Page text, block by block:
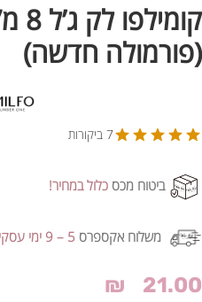
(פורמולה חדשה)
7 ביקורות
ביטוח מכס כלול במחיר!
משלוח אקספרס 5 – 9 ימי עסקים!
₪ 21.00